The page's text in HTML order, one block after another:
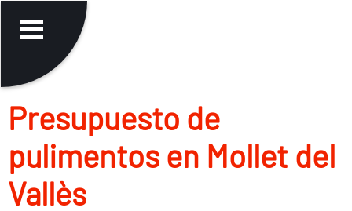
Presupuesto de
pulimentos en Mollet del
Vallès